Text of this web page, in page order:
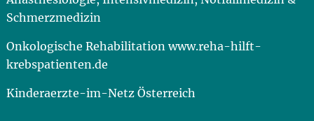
Schmerzmedizin
Onkologische Rehabilitation www.reha-hilft-
krebspatienten.de
Kinderaerzte-im-Netz Österreich